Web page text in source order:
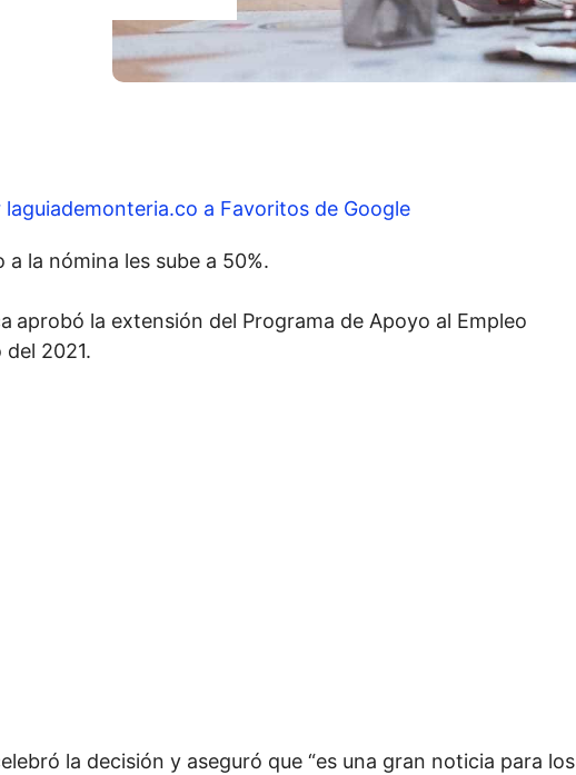
laguiademonteria.co a Favoritos de Google
la nómina les sube a 50%.
aprobó la extensión del Programa de Apoyo al Empleo
2021.
la decisión y aseguró que “es una gran noticia para los